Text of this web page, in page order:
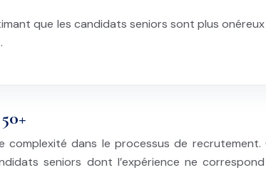
que les candidats seniors sont plus onéreux
dans le processus de recrutement.
seniors dont l’expérience ne